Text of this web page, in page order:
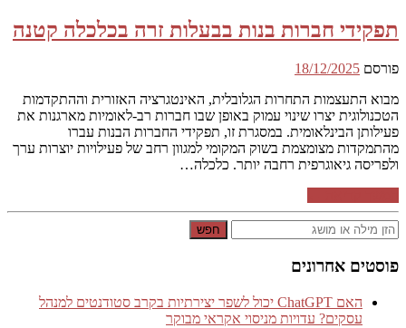
תפקידי חברות בנות בבעלות זרה בכלכלה קטנה
פורסם 18/12/2025
מבוא התעצמות התחרות הגלובלית, האינטגרציה האזורית וההתקדמות
הטכנולוגית יצרו שינוי עמוק באופן שבו חברות רב-לאומיות מארגנות את
פעילותן הבינלאומית. במסגרת זו, תפקידי החברות הבנות עברו
מהתמקדות מצומצמת בשוק המקומי למגוון רחב של פעילויות יוצרות ערך
ולפריסה גיאוגרפית רחבה יותר. כלכלה…
חפש
פוסטים אחרונים
האם ChatGPT יכול לשפר יצירתיות בקרב סטודנטים למנהל
עסקים? עדויות מניסוי אקראי מבוקר